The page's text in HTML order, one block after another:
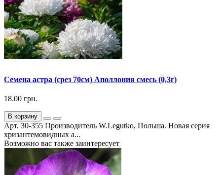
Семена астра (срез 70см) Аполлония смесь (0,3г)
18.00 грн.
В корзину
Арт. 30-355 Производитель W.Legutko, Польша. Новая серия
хризантемовидных а...
Возможно вас также заинтересует